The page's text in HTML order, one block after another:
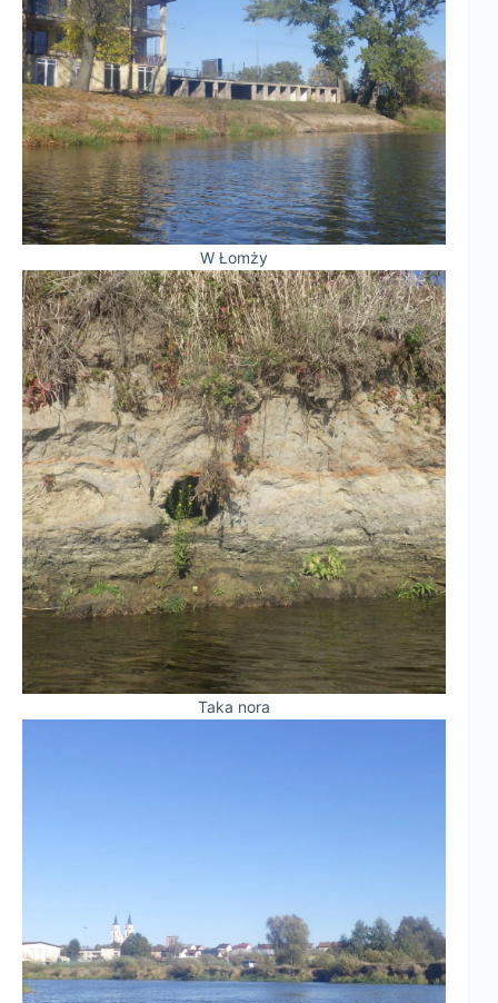
W Łomży
Taka nora